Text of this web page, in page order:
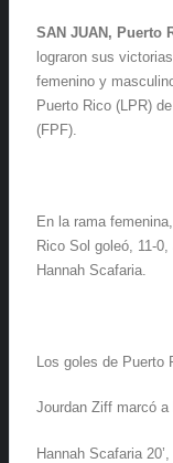
SAN JUAN, Puerto
lograron sus
femenino y
Puerto Rico (LPR)
(FPF).
En la rama
Rico Sol goleó, 11-
Hannah Scafaria.
Los goles de Puerto
Jourdan Ziff marcó a
Hannah Scafaria 20’,